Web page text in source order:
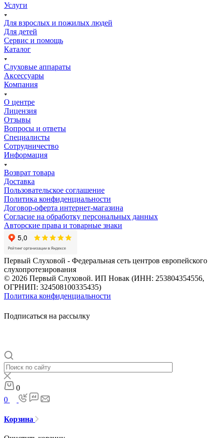
Услуги
Для взрослых и пожилых людей
Для детей
Сервис и помощь
Каталог
Слуховые аппараты
Аксессуары
Компания
О центре
Лицензия
Отзывы
Вопросы и ответы
Специалисты
Сотрудничество
Информация
Возврат товара
Доставка
Пользовательское соглашение
Политика конфиденциальности
Договор-оферта интернет-магазина
Согласие на обработку персональных данных
Авторские права и товарные знаки
Первый Слуховой - Федеральная сеть центров европейского
слухопротезирования
© 2026 Первый Слуховой. ИП Новак (ИНН: 253804354556,
ОГРНИП: 324508100335435)
Политика конфиденциальности
Подписаться на рассылку
0
0
Корзина